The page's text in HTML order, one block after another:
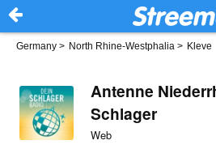
Germany > North Rhine-Westphalia > Kleve
Antenne
Schlager
Web